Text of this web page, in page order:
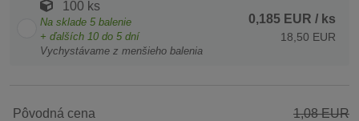
100 ks
Na sklade 5 balenie
+ ďalších 10 do 5 dní
Vychystávame z menšieho balenia
0,185 EUR / ks
18,50 EUR
Pôvodná cena 1,08 EUR